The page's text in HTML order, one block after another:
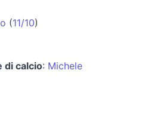
(11/10)
di calcio: Michele